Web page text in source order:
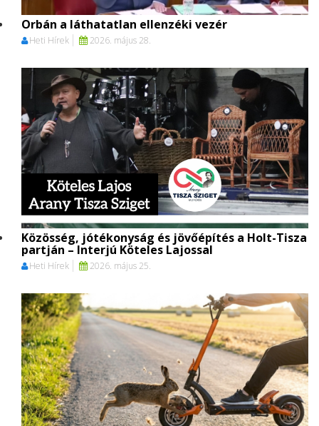
Orbán a láthatatlan ellenzéki vezér
Heti Hírek 2026. május 28.
Közösség, jótékonyság és jövőépítés a Holt-Tisza
partján – Interjú Köteles Lajossal
Heti Hírek 2026. május 25.